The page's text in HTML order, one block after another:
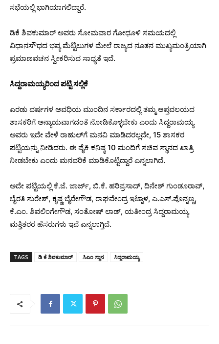
ಸಭೆಯಲ್ಲಿ ಭಾಗಿಯಾಗಲಿದ್ದಾರೆ.
ಡಿಕೆ ಶಿವಕುಮಾರ್ ಅವರು ಸೋಮವಾರ ಗೋಧೂಳಿ ಸಮಯದಲ್ಲಿ
ವಿಧಾನಸೌಧದ ಭವ್ಯ ಮೆಟ್ಟಿಲುಗಳ ಮೇಲೆ ರಾಜ್ಯದ ನೂತನ ಮುಖ್ಯಮಂತ್ರಿಯಾಗಿ
ಪ್ರಮಾಣವಚನ ಸ್ವೀಕರಿಸುವ ಸಾಧ್ಯತೆ ಇದೆ.
ಸಿದ್ದರಾಮಯ್ಯರಿಂದ ಪಟ್ಟಿ ಸಲ್ಲಿಕೆ
ಎರಡು ವರ್ಷಗಳ ಅವಧಿಯ ಮುಂದಿನ ಸರ್ಕಾರದಲ್ಲಿ ತಮ್ಮ ಆಪ್ತವಲಯದ
ಶಾಸಕರಿಗೆ ಅನ್ಯಾಯವಾಗದಂತೆ ನೋಡಿಕೊಳ್ಳಬೇಕು ಎಂದು ಸಿದ್ದರಾಮಯ್ಯ
ಅವರು ಇದೇ ವೇಳೆ ರಾಹುಲ್‌ಗೆ ಮನವಿ ಮಾಡಿದರಲ್ಲದೇ, 15 ಶಾಸಕರ
ಪಟ್ಟಿಯನ್ನು ನೀಡಿದರು. ಈ ಪೈಕಿ ಕನಿಷ್ಠ 10 ಮಂದಿಗೆ ಸಚಿವ ಸ್ಥಾನದ ಖಾತ್ರಿ
ನೀಡಬೇಕು ಎಂದು ಮನವರಿಕೆ ಮಾಡಿಕೊಟ್ಟಿದ್ದಾರೆ ಎನ್ನಲಾಗಿದೆ.
ಅದೇ ಪಟ್ಟಿಯಲ್ಲಿ ಕೆ.ಜೆ. ಜಾರ್ಜ್, ಬಿ.ಕೆ. ಹರಿಪ್ರಸಾದ್, ದಿನೇಶ್ ಗುಂಡೂರಾವ್,
ಬೈರತಿ ಸುರೇಶ್, ಕೃಷ್ಣ ಬೈರೇಗೌಡ, ರಾಘವೇಂದ್ರ ಇಟ್ನಾಳ, ಎ.ಎಸ್.ಪೊನ್ನಣ್ಣ,
ಕೆ.ಎಂ. ಶಿವಲಿಂಗೇಗೌಡ, ಸಂತೋಷ್ ಲಾಡ್, ಯತೀಂದ್ರ ಸಿದ್ದರಾಮಯ್ಯ
ಮತ್ತಿತರರ ಹೆಸರುಗಳು ಇವೆ ಎನ್ನಲಾಗ್ತಿದೆ.
TAGS ಡಿ ಕೆ ಶಿವಕುಮಾರ್ ಸಿಎಂ ಸ್ಥಾನ ಸಿದ್ದರಾಮಯ್ಯ